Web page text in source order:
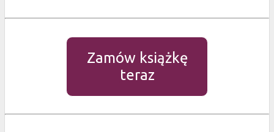
Zamów książkę
teraz